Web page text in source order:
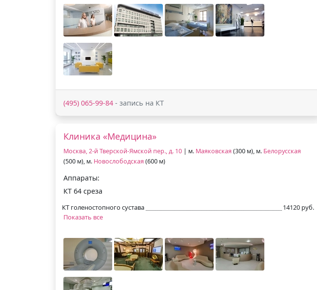
(495) 065-99-84 - запись на КТ
Клиника «Медицина»
Москва, 2-й Тверской-Ямской пер., д. 10 | м. Маяковская (300 м), м. Белорусская
(500 м), м. Новослободская (600 м)
Аппараты:
КТ 64 среза
КТ голеностопного сустава
14120 руб.
Показать все